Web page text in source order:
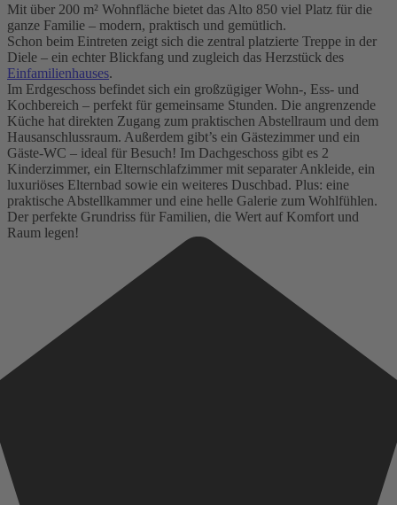
Mit über 200 m² Wohnfläche bietet das Alto 850 viel Platz für die
ganze Familie – modern, praktisch und gemütlich.
Schon beim Eintreten zeigt sich die zentral platzierte Treppe in der
Diele – ein echter Blickfang und zugleich das Herzstück des
Einfamilienhauses.
Im Erdgeschoss befindet sich ein großzügiger Wohn-, Ess- und
Kochbereich – perfekt für gemeinsame Stunden. Die angrenzende
Küche hat direkten Zugang zum praktischen Abstellraum und dem
Hausanschlussraum. Außerdem gibt’s ein Gästezimmer und ein
Gäste-WC – ideal für Besuch! Im Dachgeschoss gibt es 2
Kinderzimmer, ein Elternschlafzimmer mit separater Ankleide, ein
luxuriöses Elternbad sowie ein weiteres Duschbad. Plus: eine
praktische Abstellkammer und eine helle Galerie zum Wohlfühlen.
Der perfekte Grundriss für Familien, die Wert auf Komfort und
Raum legen!